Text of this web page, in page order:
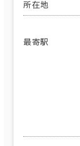
所在地
最寄駅